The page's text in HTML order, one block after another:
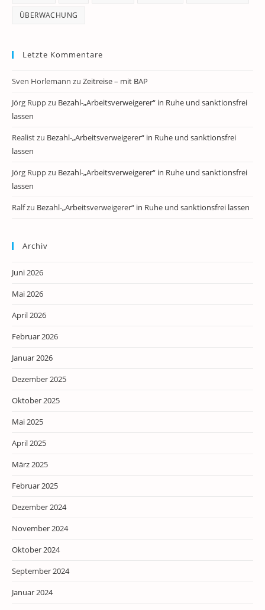
ÜBERWACHUNG
Letzte Kommentare
Sven Horlemann zu Zeitreise – mit BAP
Jörg Ruppzu Bezahl-„Arbeitsverweigerer“ in Ruhe und sanktionsfrei
lassen
Realistzu Bezahl-„Arbeitsverweigerer“ in Ruhe und sanktionsfrei
lassen
Jörg Ruppzu Bezahl-„Arbeitsverweigerer“ in Ruhe und sanktionsfrei
lassen
Ralfzu Bezahl-„Arbeitsverweigerer“ in Ruhe und sanktionsfrei lassen
Archiv
Juni 2026
Mai 2026
April 2026
Februar 2026
Januar 2026
Dezember 2025
Oktober 2025
Mai 2025
April 2025
März 2025
Februar 2025
Dezember 2024
November 2024
Oktober 2024
September 2024
Januar 2024